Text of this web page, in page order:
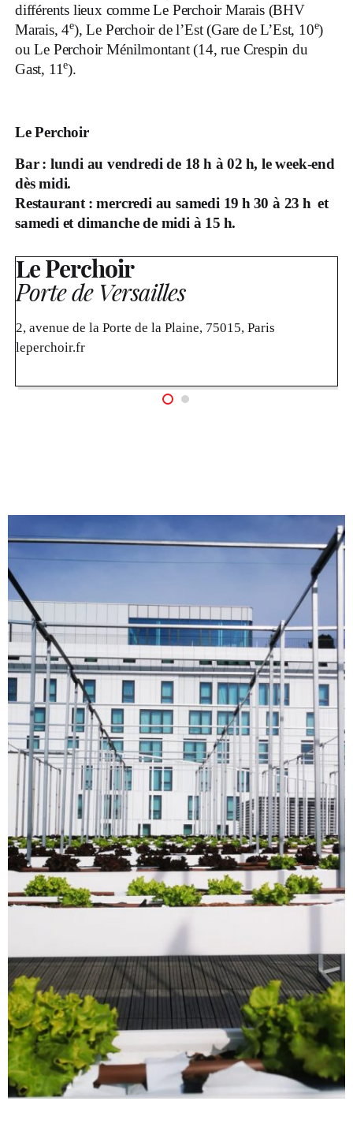
différents lieux comme Le Perchoir Marais (BHV
Marais, 4e), Le Perchoir de l’Est (Gare de L’Est, 10e)
ou Le Perchoir Ménilmontant (14, rue Crespin du
Gast, 11e).
Le Perchoir
Bar : lundi au vendredi de 18 h à 02 h, le week-end
dès midi.
Restaurant : mercredi au samedi 19 h 30 à 23 h et
samedi et dimanche de midi à 15 h.
Le Perchoir
Porte de Versailles
2, avenue de la Porte de la Plaine, 75015, Paris
leperchoir.fr